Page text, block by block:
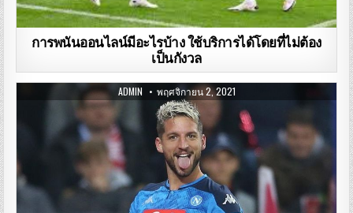
การพนันออนไลน์มีอะไรบ้าง ใช้บริการได้โดยที่ไม่ต้อง
เป็นกังวล
ADMIN พฤศจิกายน 2, 2021